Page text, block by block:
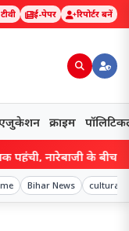
ई-पेपर रिपोर्टर बनें
क्राइम
के बीच हेमंत
Bihar News cultural